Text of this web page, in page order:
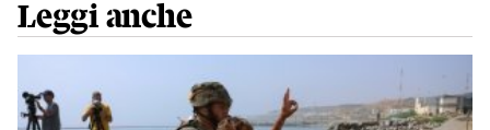
Leggi anche